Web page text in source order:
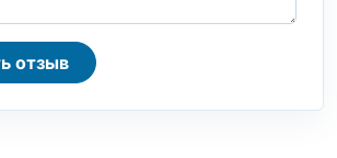
Отправить отзыв